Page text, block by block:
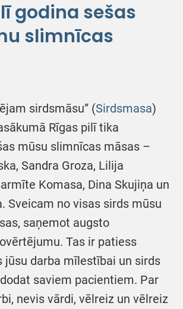
godina sešas
slimnīcas
sirdsmāsu” (Sirdsmasa)
Rīgas pilī tika
mūsu slimnīcas māsas –
Sandra Groza, Lilija
Komasa, Dina Skujiņa un
Sveicam no visas sirds mūsu
saņemot augsto
Tas ir patiess
jūsu darba mīlestībai un sirds
saviem pacientiem. Par
nevis vārdi, vēlreiz un vēlreiz